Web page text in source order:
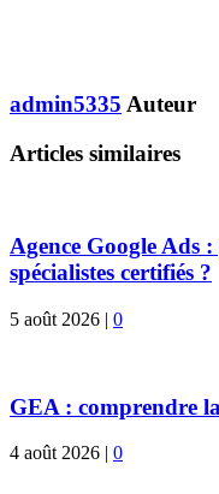
admin5335 Auteur
Articles similaires
Agence Google Ads
spécialistes certifiés ?
5 août 2026 | 0
GEA : comprendre
4 août 2026 | 0